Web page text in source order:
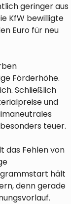
geringer aus
KfW bewilligte
Euro für neu
Förderhöhe.
Schließlich
und
teuer.
das Fehlen von
hält
denn gerade